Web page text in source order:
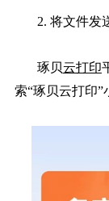
2. 将文件发
琢贝云打印
索“琢贝云打印”